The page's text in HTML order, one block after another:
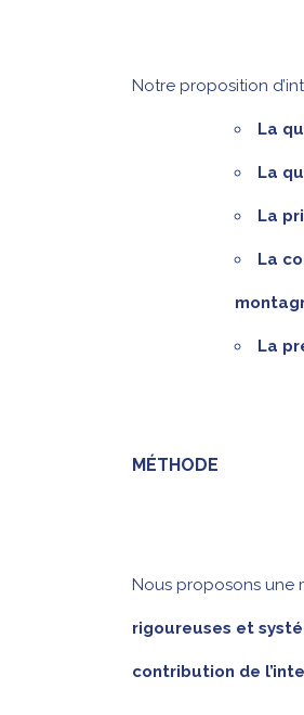
Notre proposition
La
La
La
La
La
MÉTHODE
Nous proposons une
rigoureuses et
contribution de